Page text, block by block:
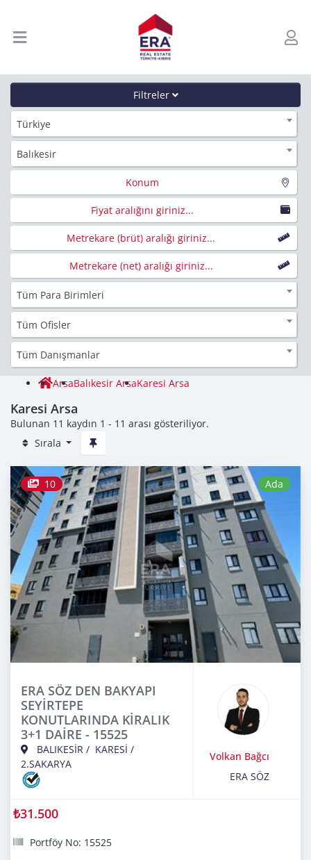
Filtreler
Türkiye
Balıkesir
Konum
Fiyat aralığını giriniz...
Metrekare (brüt) aralığı giriniz...
Metrekare (net) aralığı giriniz...
Tüm Para Birimleri
Tüm Ofisler
Tüm Danışmanlar
ArsaBalıkesir ArsaKaresi Arsa
Karesi Arsa
Bulunan 11 kaydın 1 - 11 arası gösteriliyor.
Sırala
10 Ada
ERA SÖZ DEN BAKYAPI
SEYİRTEPE
KONUTLARINDA KİRALIK
3+1 DAİRE - 15525
BALIKESİR / KARESİ /
2.SAKARYA
Volkan Bağcı
ERA SÖZ
₺31.500
Portföy No: 15525